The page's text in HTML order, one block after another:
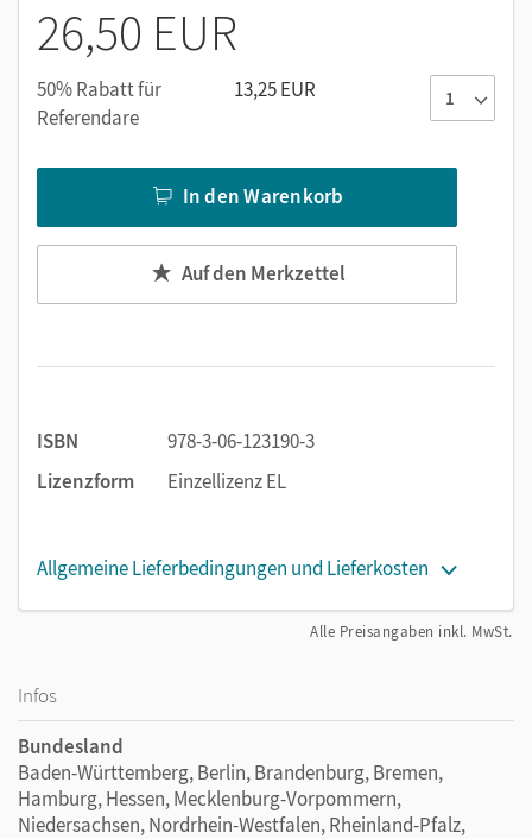
26,50 EUR
50% Rabatt für
Referendare
13,25 EUR
In den Warenkorb
Auf den Merkzettel
ISBN
978-3-06-123190-3
Lizenzform
Einzellizenz EL
Allgemeine Lieferbedingungen und Lieferkosten
Alle Preisangaben inkl. MwSt.
Infos
Bundesland
Baden-Württemberg, Berlin, Brandenburg, Bremen,
Hamburg, Hessen, Mecklenburg-Vorpommern,
Niedersachsen, Nordrhein-Westfalen, Rheinland-Pfalz,